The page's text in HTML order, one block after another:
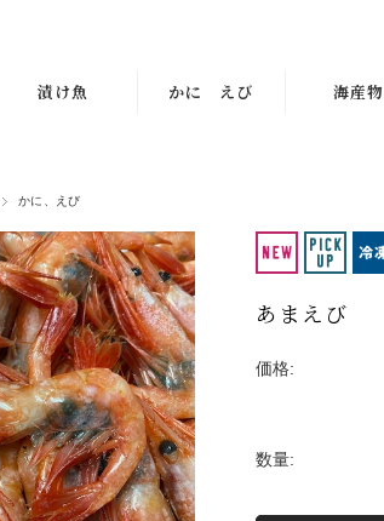
漬け魚 かに えび 海産物
かに、えび
あまえび
価格:
数量: